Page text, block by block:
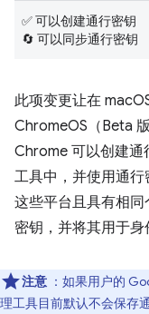
✅ 可以创建通行密钥
🔄 可以同步通行密钥
此项变更让在
ChromeOS（Beta
Chrome 可以创建
工具中，并使用通
这些平台且具有相
密钥，并将其用于身
注意 ：如果用户的
理工具目前默认不会保存